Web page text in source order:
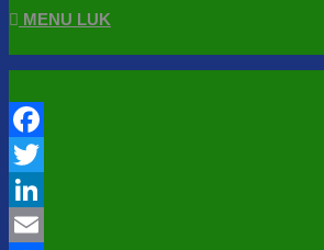
MENU LUK
Facebook
Twitter
LinkedIn